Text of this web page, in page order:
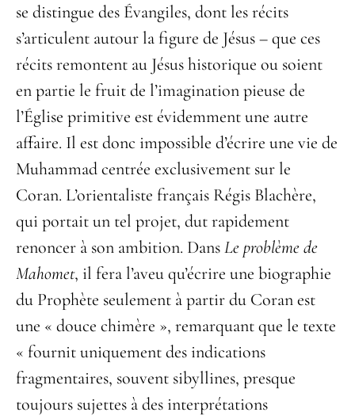
se distingue des Évangiles, dont les récits
s’articulent autour la figure de Jésus – que ces
récits remontent au Jésus historique ou soient
en partie le fruit de l’imagination pieuse de
l’Église primitive est évidemment une autre
affaire. Il est donc impossible d’écrire une vie de
Muhammad centrée exclusivement sur le
Coran. L’orientaliste français Régis Blachère,
qui portait un tel projet, dut rapidement
renoncer à son ambition. DansLe problème de
Mahomet, il fera l’aveu qu’écrire une biographie
du Prophète seulement à partir du Coran est
une « douce chimère », remarquant que le texte
« fournit uniquement des indications
fragmentaires, souvent sibyllines, presque
toujours sujettes à des interprétations